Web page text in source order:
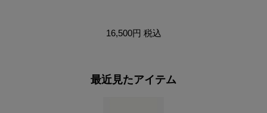
16,500円 税込
最近見たアイテム